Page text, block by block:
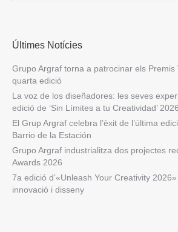
Últimes Notícies
Grupo Argraf torna a patrocinar els Premis
quarta edició
La voz de los diseñadores: les seves
edició de ‘Sin Límites a tu Creatividad’ 2026
El Grup Argraf celebra l’èxit de l’última
Barrio de la Estación
Grupo Argraf industrialitza dos projectes
Awards 2026
7a edició d’«Unleash Your Creativity
innovació i disseny